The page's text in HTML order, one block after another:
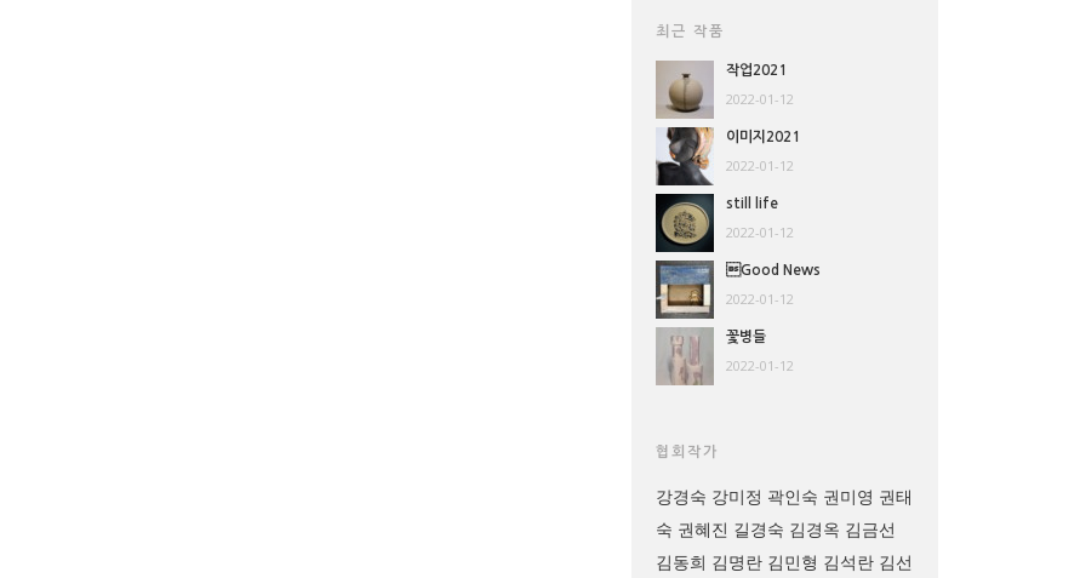
최근 작품
작업2021
2022-01-12
이미지2021
2022-01-12
still life
2022-01-12
Good News
2022-01-12
꽃병들
2022-01-12
협회작가
강경숙 강미정 곽인숙 권미영 권태
숙 권혜진 길경숙 김경옥 김금선
김동희 김명란 김민형 김석란 김선